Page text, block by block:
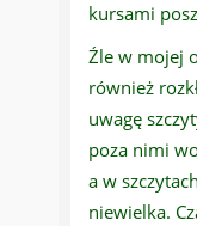
kursami
Źle w mojej
również
uwagę
poza nimi
a w
niewielka.